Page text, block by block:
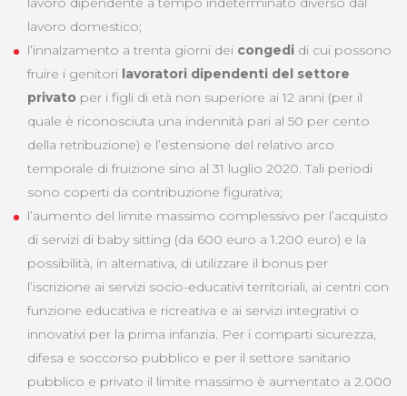
lavoro domestico;
l’innalzamento a trenta giorni dei congedi di cui possono
fruire i genitori lavoratori dipendenti del settore
privato per i figli di età non superiore ai 12 anni (per il
quale è riconosciuta una indennità pari al 50 per cento
della retribuzione) e l’estensione del relativo arco
temporale di fruizione sino al 31 luglio 2020. Tali periodi
sono coperti da contribuzione figurativa;
l’aumento del limite massimo complessivo per l’acquisto
di servizi di baby sitting (da 600 euro a 1.200 euro) e la
possibilità, in alternativa, di utilizzare il bonus per
l’iscrizione ai servizi socio-educativi territoriali, ai centri con
funzione educativa e ricreativa e ai servizi integrativi o
innovativi per la prima infanzia. Per i comparti sicurezza,
difesa e soccorso pubblico e per il settore sanitario
pubblico e privato il limite massimo è aumentato a 2.000